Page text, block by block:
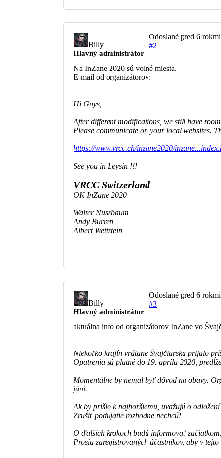
Billy
Hlavný administrátor
Odoslané pred 6 rokmi
#2
Na InZane 2020 sú volné miesta.
E-mail od organizátorov:
Hi Guys,
After different modifications, we still have
Please communicate on your local websites.
https://www.vrcc.ch/inzane2020/
See you in Leysin !!!
VRCC Switzerland
OK InZane 2020
Walter Nussbaum
Andy Burren
Albert Wettstein
Billy
Hlavný administrátor
Odoslané pred 6 rokmi
#3
aktuálna info od organizátorov InZane vo
Niekoľko krajín vrátane Švajčiarska prijalo
Opatrenia sú platné do 19. apríla 2020,
Momentálne by nemal byť dôvod na obavy.
júni.
Ak by prišlo k najhoršiemu, uvažujú o
Zrušiť podujatie rozhodne nechcú!
O ďalších krokoch budú informovať
Prosia zaregistrovaných účastníkov, aby v